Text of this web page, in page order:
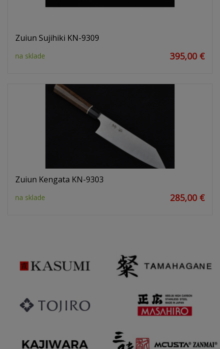
Zuiun Sujihiki KN-9309
na sklade 395,00 €
Zuiun Kengata KN-9303
na sklade 285,00 €